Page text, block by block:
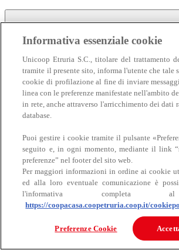
Carne
Bovino
Informativa essenziale cookie
Unicoop Etruria S.C., titolare del trattamento
tramite il presente sito, informa l'utente che tale
cookie di profilazione al fine di inviare
linea con le preferenze manifestate nell'ambito
in rete, anche attraverso l'arricchimento dei dati
database.
Puoi gestire i cookie tramite il pulsante
seguito e, in ogni momento, mediante il link
preferenze” nel footer del sito web.
Per maggiori informazioni in ordine ai cookie
ed alla loro eventuale comunicazione è
l'informativa
https://coopacasa.coopetruria.coop.it/
Preferenze Cookie